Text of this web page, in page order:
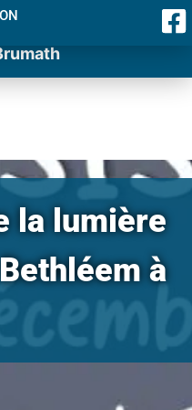
la lumière
à